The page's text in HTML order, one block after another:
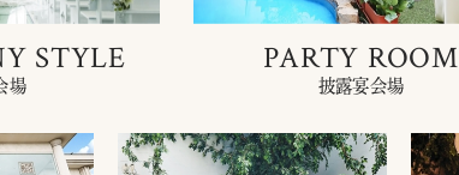
STYLE
場
PARTY ROOM
披露宴会場